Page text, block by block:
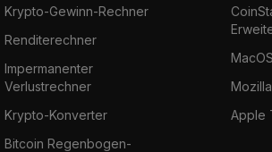
Krypto-Gewinn-Rechner
Renditerechner
Impermanenter
Verlustrechner
Krypto-Konverter
Bitcoin Regenbogen-
Apple